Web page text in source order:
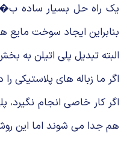
یک راه حل بسیار ساده
بنابراین ایجاد سوخت مایع
البته تبدیل پلی اتیلن
اگر ما زباله های پلاستیکی
اگر کار خاصی انجام نگیرد،
هم جدا می شوند اما این